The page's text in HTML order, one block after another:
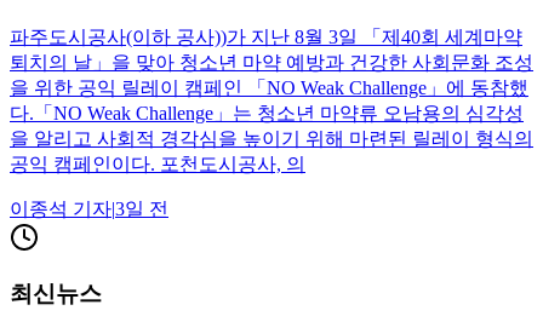
파주도시공사(이하 공사))가 지난 8월 3일 「제40회 세계마약
퇴치의 날」을 맞아 청소년 마약 예방과 건강한 사회문화 조성
을 위한 공익 릴레이 캠페인 「NO Weak Challenge」에 동참했
다.「NO Weak Challenge」는 청소년 마약류 오남용의 심각성
을 알리고 사회적 경각심을 높이기 위해 마련된 릴레이 형식의
공익 캠페인이다. 포천도시공사, 의
이종석 기자|3일 전
최신뉴스